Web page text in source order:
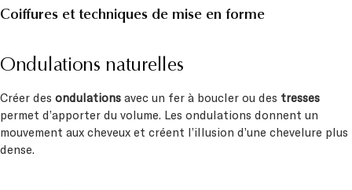
Coiffures et techniques de mise en forme
Ondulations naturelles
Créer des ondulations avec un fer à boucler ou des tresses
permet d’apporter du volume. Les ondulations donnent un
mouvement aux cheveux et créent l’illusion d’une chevelure plus
dense.